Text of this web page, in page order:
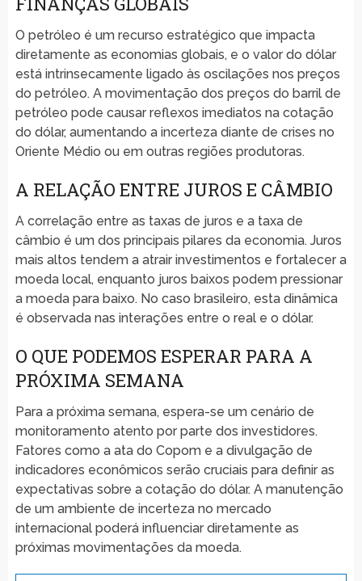
O petróleo é um recurso estratégico que impacta
diretamente as economias globais, e o valor do dólar
está intrinsecamente ligado às oscilações nos preços
do petróleo. A movimentação dos preços do barril de
petróleo pode causar reflexos imediatos na cotação
do dólar, aumentando a incerteza diante de crises no
Oriente Médio ou em outras regiões produtoras.
A RELAÇÃO ENTRE JUROS E CÂMBIO
A correlação entre as taxas de juros e a taxa de
câmbio é um dos principais pilares da economia. Juros
mais altos tendem a atrair investimentos e fortalecer a
moeda local, enquanto juros baixos podem pressionar
a moeda para baixo. No caso brasileiro, esta dinâmica
é observada nas interações entre o real e o dólar.
O QUE PODEMOS ESPERAR PARA A
PRÓXIMA SEMANA
Para a próxima semana, espera-se um cenário de
monitoramento atento por parte dos investidores.
Fatores como a ata do Copom e a divulgação de
indicadores econômicos serão cruciais para definir as
expectativas sobre a cotação do dólar. A manutenção
de um ambiente de incerteza no mercado
internacional poderá influenciar diretamente as
próximas movimentações da moeda.